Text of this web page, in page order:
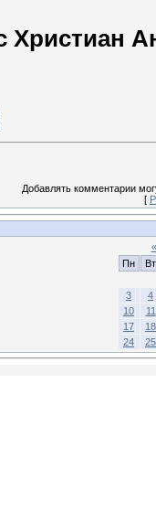
Христиан
Добавлять комментарии
[
«
Пн
Вт
3
4
10
11
17
18
24
25